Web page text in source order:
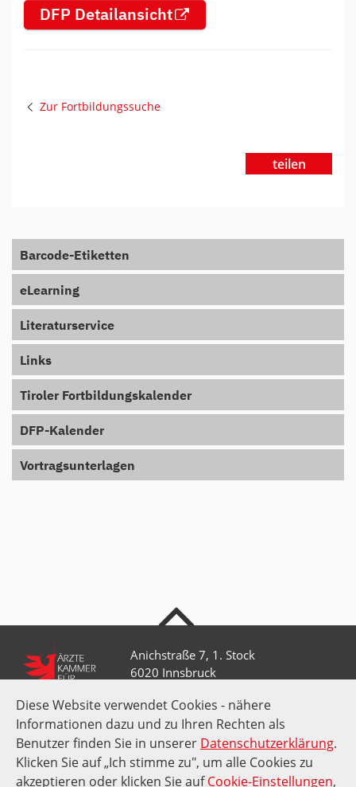
Diese Website verwendet Cookies - nähere
Informationen dazu und zu Ihren Rechten als
Benutzer finden Sie in unserer Datenschutzerklärung.
Klicken Sie auf „Ich stimme zu", um alle Cookies zu
akzeptieren oder klicken Sie aufCookie-Einstellungen,
DFP Detailansicht
Zur Fortbildungssuche
teilen
Barcode-Etiketten
eLearning
Literaturservice
Links
Tiroler Fortbildungskalender
DFP-Kalender
Vortragsunterlagen
Anichstraße 7, 1. Stock
6020 Innsbruck
+43 512 52 0 58-0
kammer@aektirol.at